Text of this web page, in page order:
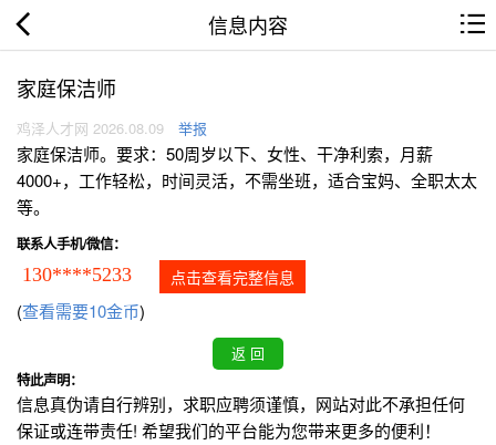
信息内容
家庭保洁师
鸡泽人才网 2026.08.09 举报
家庭保洁师。要求：50周岁以下、女性、干净利索，月薪
4000+，工作轻松，时间灵活，不需坐班，适合宝妈、全职太太
等。
联系人手机/微信：
130****5233 点击查看完整信息
(查看需要10金币)
特此声明：
信息真伪请自行辨别，求职应聘须谨慎，网站对此不承担任何
保证或连带责任! 希望我们的平台能为您带来更多的便利！